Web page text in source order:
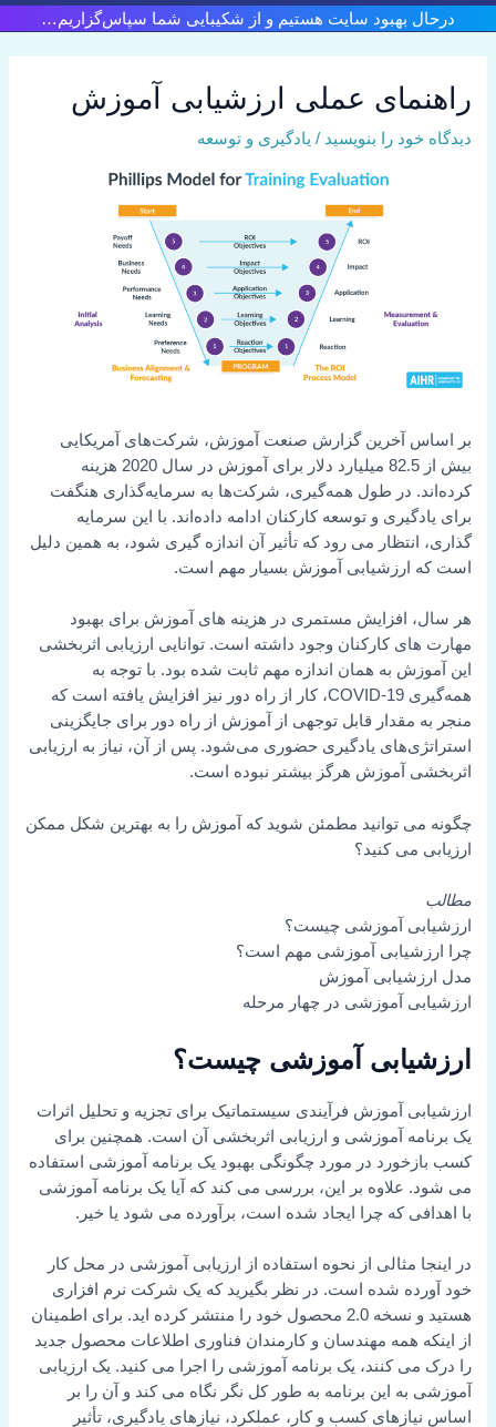
بهبود سایت هستیم و از شکیبایی شما سپاس‌گزاریم…
عملی ارزشیابی آموزش
را بنویسید / یادگیری و توسعه
آخرین گزارش صنعت آموزش، شرکت‌های آمریکایی
بیش از 82.5 میلیارد دلار برای آموزش در سال 2020 هزینه
در طول همه‌گیری، شرکت‌ها به سرمایه‌گذاری هنگفت
و توسعه کارکنان ادامه داده‌اند. با این سرمایه
می رود که تأثیر آن اندازه گیری شود، به همین دلیل
آموزش بسیار مهم است.
افزایش مستمری در هزینه های آموزش برای بهبود
کارکنان وجود داشته است. توانایی ارزیابی اثربخشی
به همان اندازه مهم ثابت شده بود. با توجه به
همه‌گیری COVID-19، کار از راه دور نیز افزایش یافته است که
مقدار قابل توجهی از آموزش از راه دور برای جایگزینی
یادگیری حضوری می‌شود. پس از آن، نیاز به ارزیابی
آموزش هرگز بیشتر نبوده است.
توانید مطمئن شوید که آموزش را به بهترین شکل ممکن
می کنید؟
آموزشی چیست؟
آموزشی مهم است؟
آموزش
آموزشی در چهار مرحله
آموزشی چیست؟
آموزش فرآیندی سیستماتیک برای تجزیه و تحلیل اثرات
آموزشی و ارزیابی اثربخشی آن است. همچنین برای
در مورد چگونگی بهبود یک برنامه آموزشی استفاده
علاوه بر این، بررسی می کند که آیا یک برنامه آموزشی
که چرا ایجاد شده است، برآورده می شود یا خیر.
مثالی از نحوه استفاده از ارزیابی آموزشی در محل کار
شده است. در نظر بگیرید که یک شرکت نرم افزاری
هستید و نسخه 2.0 محصول خود را منتشر کرده اید. برای اطمینان
همه مهندسان و کارمندان فناوری اطلاعات محصول جدید
کنند، یک برنامه آموزشی را اجرا می کنید. یک ارزیابی
این برنامه به طور کل نگر نگاه می کند و آن را بر
کسب و کار، عملکرد، نیازهای یادگیری، تأثیر